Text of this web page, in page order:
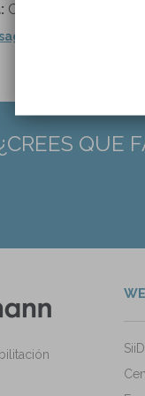
Clinical
doi/full/
QUE